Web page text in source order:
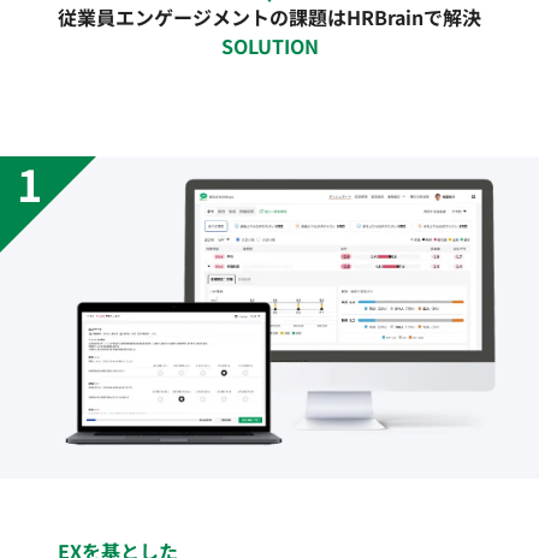
従業員エンゲージメントの課題はHRBrainで解決
SOLUTION
EXを基とした